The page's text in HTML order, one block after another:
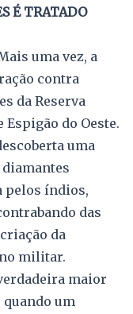
É TRATADO
uma vez, a
contra
da Reserva
do Oeste.
uma
pelos índios,
das
da
militar.
maior
um